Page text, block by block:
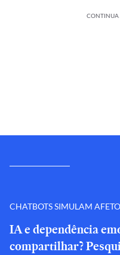
CONTINUA
CHATBOTS SIMULAM AFETO
IA e dependência
compartilhar?